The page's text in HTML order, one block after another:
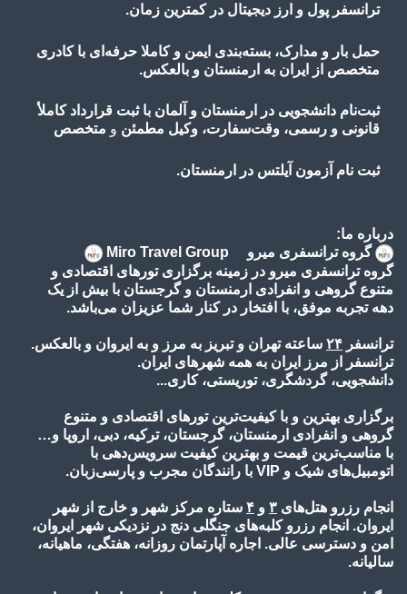
ترانسفر پول و ارز دیجیتال در کمترین زمان.
حمل بار و مدارک، بسته‌بندی ایمن و کاملا حرفه‌ای با کادری
متخصص از ایران به ارمنستان و بالعکس.
ثبت‌نام دانشجویی در ارمنستان و آلمان با ثبت قرارداد کاملأ
قانونی و رسمی، وقت‌سفارت، وکیل مطمئن و متخصص
ثبت نام آزمون آیلتس در ارمنستان.
درباره ما:
گروه ترانسفری میرو Miro Travel Group
گروه ترانسفری میرو در زمینه برگزاری تورهای اقتصادی و
متنوع گروهی و انفرادی ارمنستان و گرجستان با بیش از یک
دهه تجربه موفق، با افتخار در کنار شما عزیزان می‌باشد.
ترانسفر ۲۴ ساعته تهران و تبریز به مرز و به ایروان و بالعکس.
ترانسفر از مرز ایران به همه شهرهای ایران.
دانشجویی، گردشگری، توریستی، کاری...
برگزاری بهترین و با کیفیت‌ترین تورهای اقتصادی و متنوع
گروهی و انفرادی ارمنستان، گرجستان، ترکیه، دبی، اروپا و…
با مناسب‌ترین قیمت و بهترین کیفیت سرویس‌دهی با
اتومبیل‌های شیک و VIP با رانندگان مجرب و پارسی‌زبان.
انجام رزرو هتل‌های ۳ و ۴ ستاره مرکز شهر و خارج از شهر
ایروان. انجام رزرو کلبه‌های جنگلی دنج در نزدیکی شهر ایروان،
امن و دسترسی عالی. اجاره آپارتمان روزانه، هفتگی، ماهیانه،
سالیانه.